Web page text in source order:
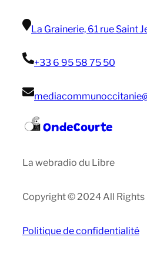
La Grainerie, 61 rue Saint
+33 6 95 58 75 50
OndeCourte
La webradio du Libre
Copyright © 2024 All Rights
Politique de confidentialité